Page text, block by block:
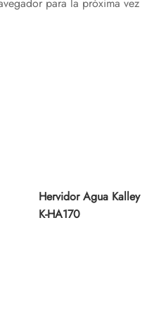
Hervidor Agua Kalley
K-HA170